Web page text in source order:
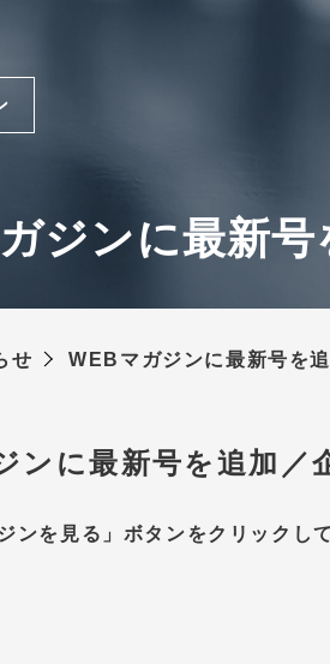
ジンに最新
せ WEBマガジンに最新号を
ンに最新号を追加
ンを見る」ボタンをクリックし